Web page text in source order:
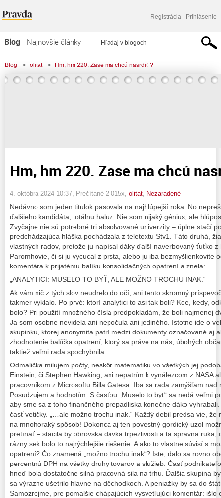
Registrácia Prihlásenie
Blog
Najnovšie články
Najčítanejšie články
Najkomentovanejšie články
Blog > olitat > Hm, hm 220. Zase ma chcú nasrdiť ?
Hm, hm 220. Zase ma chcú
4. októbra 2024 10:37 , Prečítané 2 015x, olitat Nezaradené
Nedávno som jeden titulok pasovala na najhlúpejší roka. No
ďalšieho kandidáta, totálnu haluz. Nie som nijaký génius, ale
Zvyčajne nie sú potrebné tri absolvované univerzity – úplne stačí
predchádzajúca hláška pochádzala z teletextu Stv1. Táto druhá,
vlastných radov, pretože ju napísal dáky ďalší naverbovaný ťuťko z
Paromhovie, či si ju vycucal z prsta, alebo ju iba bezmyšlienkovite
komentára k prijatému balíku konsolidačných opatrení a znela:
„ANALYTICI: MUSELO TO BYŤ, ALE MOŽNO TROCHU INAK.“
Ak vám nič z tých slov neudrelo do očí, ani tento skromný
takmer vyklalo. Po prvé: ktorí analytici to asi tak boli? Kde, kedy,
bolo? Pri použití množného čísla predpokladám, že boli najmenej
Ja som osobne nevidela ani nepočula ani jediného. Istotne ide o
skupinku, ktorej anonymita patrí medzi dokumenty označované aj
zhodnotenie balíčka opatrení, ktorý sa práve na nás, úbohých
taktiež veľmi rada spochybnila…
Odmalička milujem počty, neskôr matematiku vo všetkých jej
Einstein, či Stephen Hawking, ani nepatrím k vynálezcom z NASA
pracovníkom z Microsoftu Billa Gatesa. Iba sa rada zamýšľam nad
Posudzujem a hodnotím. S časťou „Muselo to byť“ sa nedá veľmi
aby sme sa z toho finančného prepadliska konečne dáko
časť vetičky. „…ale možno trochu inak.“ Každý debil predsa vie, že
na mnohoraký spôsob! Dokonca aj ten povestný gordický uzol
pretínať – stačila by obrovská dávka trpezlivosti a tá správna ruka,
rázny sek bolo to najrýchlejšie riešenie. A ako to vlastne súvisí s
opatrení? Čo znamená „možno trochu inak“? Iste, dalo sa rovno
percentnú DPH na všetky druhy tovarov a služieb. Časť
hneď bola dostatočne silná pracovná sila na trhu. Ďalšia skupina
sa výrazne ušetrilo hlavne na dôchodkoch. A peniažky by sa do
Samozrejme, pre pomalšie chápajúcich vysvetľujúci komentár: išlo